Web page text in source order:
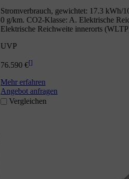
Stromverbrauch, gewichtet: 17.3 kWh/
0 g/km. CO2-Klasse: A. Elektrische
Elektrische Reichweite innerorts
UVP
76.590 €[]
Mehr erfahren
Angebot anfragen
Vergleichen